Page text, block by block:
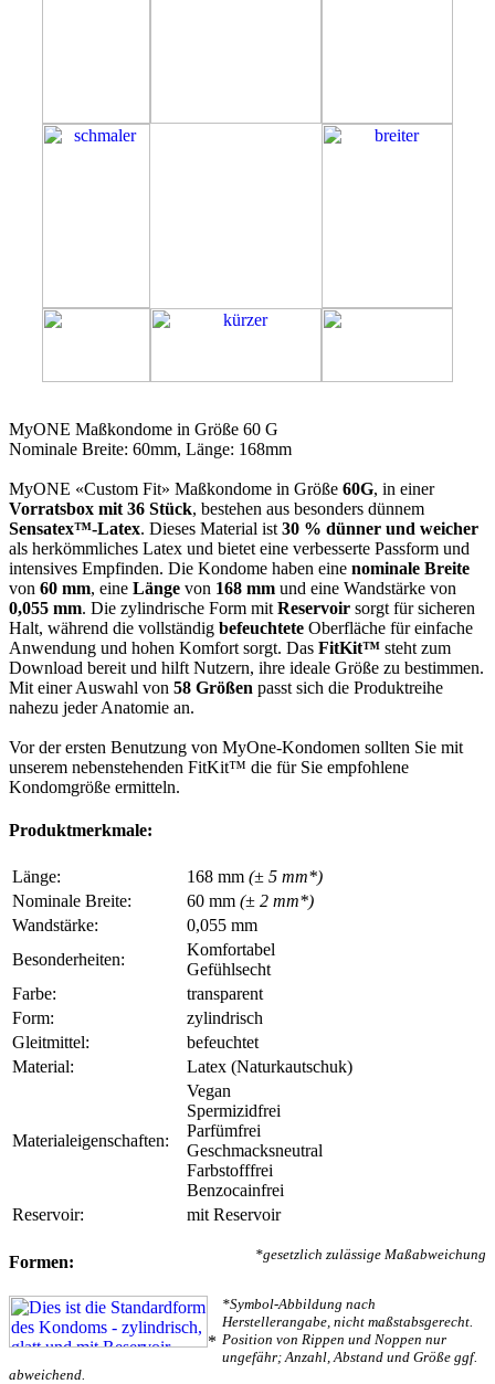
MyONE Maßkondome in Größe 60 G
Nominale Breite: 60mm, Länge: 168mm
MyONE «Custom Fit» Maßkondome in Größe 60G, in einer
Vorratsbox mit 36 Stück, bestehen aus besonders dünnem
Sensatex™-Latex. Dieses Material ist 30 % dünner und weicher
als herkömmliches Latex und bietet eine verbesserte Passform und
intensives Empfinden. Die Kondome haben eine nominale Breite
von 60 mm, eine Länge von 168 mm und eine Wandstärke von
0,055 mm. Die zylindrische Form mit Reservoir sorgt für sicheren
Halt, während die vollständig befeuchtete Oberfläche für einfache
Anwendung und hohen Komfort sorgt. Das FitKit™ steht zum
Download bereit und hilft Nutzern, ihre ideale Größe zu bestimmen.
Mit einer Auswahl von 58 Größen passt sich die Produktreihe
nahezu jeder Anatomie an.
Vor der ersten Benutzung von MyOne-Kondomen sollten Sie mit
unserem nebenstehenden FitKit™ die für Sie empfohlene
Kondomgröße ermitteln.
Produktmerkmale:
Länge: 168 mm (± 5 mm*)
Nominale Breite:
60 mm (± 2 mm*)
Wandstärke:
0,055 mm
Besonderheiten:
Komfortabel
Gefühlsecht
Farbe:
transparent
Form:
zylindrisch
Gleitmittel:
befeuchtet
Material:
Latex (Naturkautschuk)
Materialeigenschaften:
Vegan
Spermizidfrei
Parfümfrei
Geschmacksneutral
Farbstofffrei
Benzocainfrei
Reservoir:
mit Reservoir
*gesetzlich zulässige Maßabweichung
Formen:
*
*Symbol-Abbildung nach
Herstellerangabe, nicht maßstabsgerecht.
Position von Rippen und Noppen nur
ungefähr; Anzahl, Abstand und Größe ggf.
abweichend.